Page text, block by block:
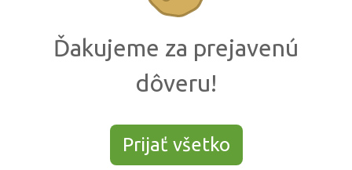
Ďakujeme za prejavenú
dôveru!
Prijať všetko